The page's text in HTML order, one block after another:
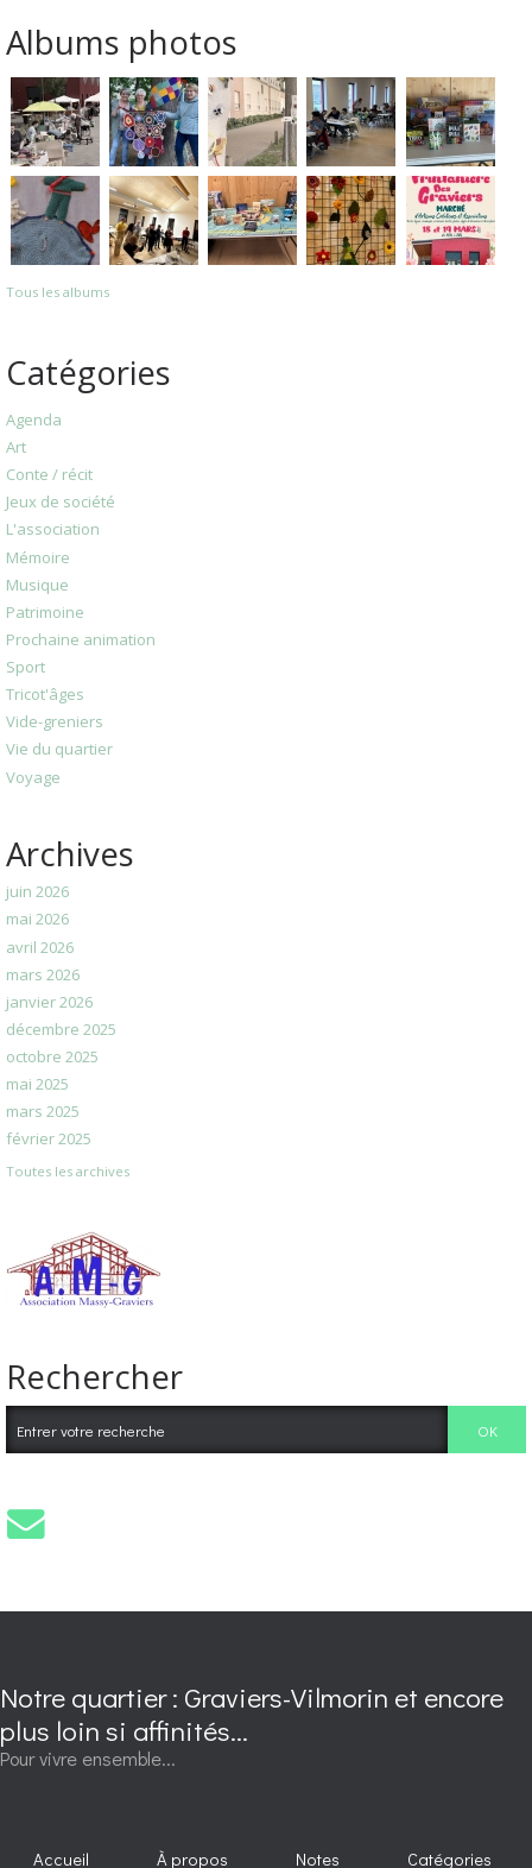
Albums photos
Tous les albums
Catégories
Agenda
Art
Conte / récit
Jeux de société
L'association
Mémoire
Musique
Patrimoine
Prochaine animation
Sport
Tricot'âges
Vide-greniers
Vie du quartier
Voyage
Archives
juin 2026
mai 2026
avril 2026
mars 2026
janvier 2026
décembre 2025
octobre 2025
mai 2025
mars 2025
février 2025
Toutes les archives
Rechercher
Notre quartier : Graviers-Vilmorin et encore
plus loin si affinités...
Pour vivre ensemble...
Accueil À propos Notes Catégories